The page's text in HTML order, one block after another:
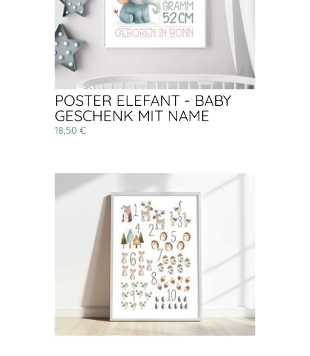
POSTER ELEFANT - BABY
GESCHENK MIT NAME
18,50 €